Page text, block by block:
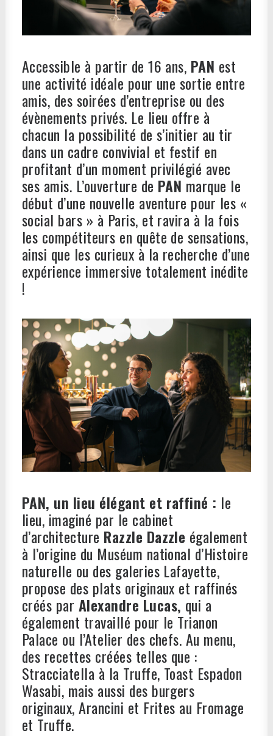
Accessible à partir de 16 ans, PAN est
une activité idéale pour une sortie entre
amis, des soirées d’entreprise ou des
évènements privés. Le lieu offre à
chacun la possibilité de s’initier au tir
dans un cadre convivial et festif en
profitant d’un moment privilégié avec
ses amis. L’ouverture de PAN marque le
début d’une nouvelle aventure pour les «
social bars » à Paris, et ravira à la fois
les compétiteurs en quête de sensations,
ainsi que les curieux à la recherche d’une
expérience immersive totalement inédite
!
PAN, un lieu élégant et raffiné : le
lieu, imaginé par le cabinet
d’architecture Razzle Dazzle également
à l’origine du Muséum national d’Histoire
naturelle ou des galeries Lafayette,
propose des plats originaux et raffinés
créés par Alexandre Lucas, qui a
également travaillé pour le Trianon
Palace ou l’Atelier des chefs. Au menu,
des recettes créées telles que :
Stracciatella à la Truffe, Toast Espadon
Wasabi, mais aussi des burgers
originaux, Arancini et Frites au Fromage
et Truffe.